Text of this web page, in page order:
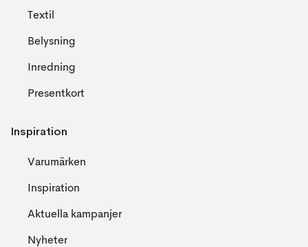
Textil
Belysning
Inredning
Presentkort
Inspiration
Varumärken
Inspiration
Aktuella kampanjer
Nyheter